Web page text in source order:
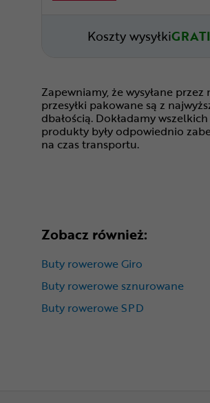
Koszty wysyłki
Zapewniamy, że wysyłane przez
przesyłki pakowane są z
dbałością. Dokładamy
produkty były odpowiednio
na czas transportu.
Zobacz również:
Buty rowerowe Giro
Buty rowerowe sznurowane
Buty rowerowe SPD